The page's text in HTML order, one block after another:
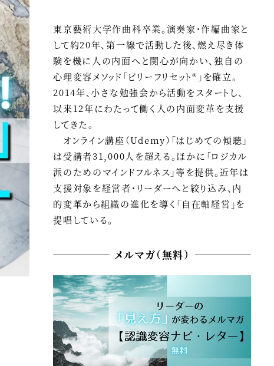
東京藝術大学作曲科卒業。演奏家・作編曲家と
して約20年、第一線で活動した後、燃え尽き体
験を機に人の内面へと関心が向かい、独自の
心理変容メソッド「ビリーフリセット®」を確立。
2014年、小さな勉強会から活動をスタートし、
以来12年にわたって働く人の内面変革を支援
してきた。
オンライン講座（Udemy）「はじめての傾聴」
は受講者31,000人を超える。ほかに「ロジカル
派のためのマインドフルネス」等を提供。近年は
支援対象を経営者・リーダーへと絞り込み、内
的変革から組織の進化を導く「自在軸経営」を
提唱している。
メルマガ（無料）